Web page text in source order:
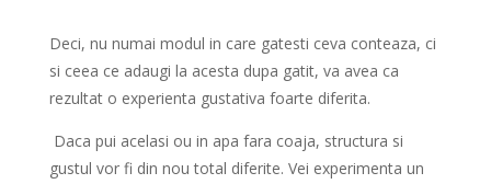
Deci, nu numai modul in care gatesti ceva conteaza, ci
si ceea ce adaugi la acesta dupa gatit, va avea ca
rezultat o experienta gustativa foarte diferita.
Daca pui acelasi ou in apa fara coaja, structura si
gustul vor fi din nou total diferite. Vei experimenta un